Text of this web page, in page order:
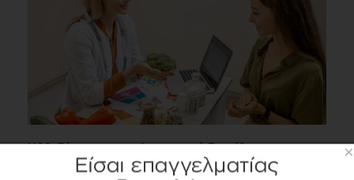
NGS: Σύμμαχος στη Διατροφική Εκπαίδευση του
πελάτη σου
×